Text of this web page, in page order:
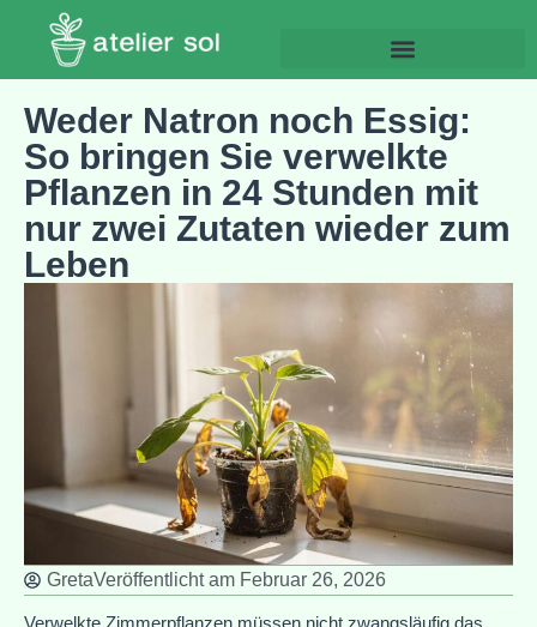
Weder Natron noch Essig:
So bringen Sie verwelkte
Pflanzen in 24 Stunden mit
nur zwei Zutaten wieder zum
Leben
GretaVeröffentlicht am Februar 26, 2026